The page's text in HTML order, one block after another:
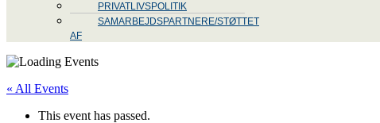
PRIVATLIVSPOLITIK
SAMARBEJDSPARTNERE/STØTTET
AF
« All Events
This event has passed.